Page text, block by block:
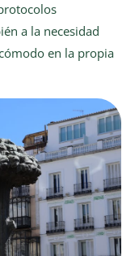
a la necesidad
en la propia